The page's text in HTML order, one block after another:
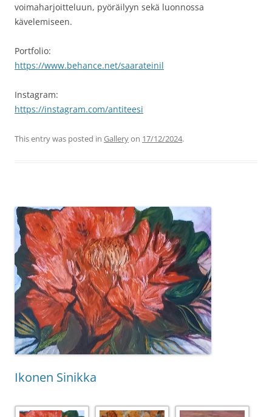
voimaharjoitteluun, pyöräilyyn sekä luonnossa
kävelemiseen.
Portfolio:
https://www.behance.net/saarateinil
Instagram:
https://instagram.com/antiteesi
This entry was posted in Galleryon 17/12/2024.
Ikonen Sinikka